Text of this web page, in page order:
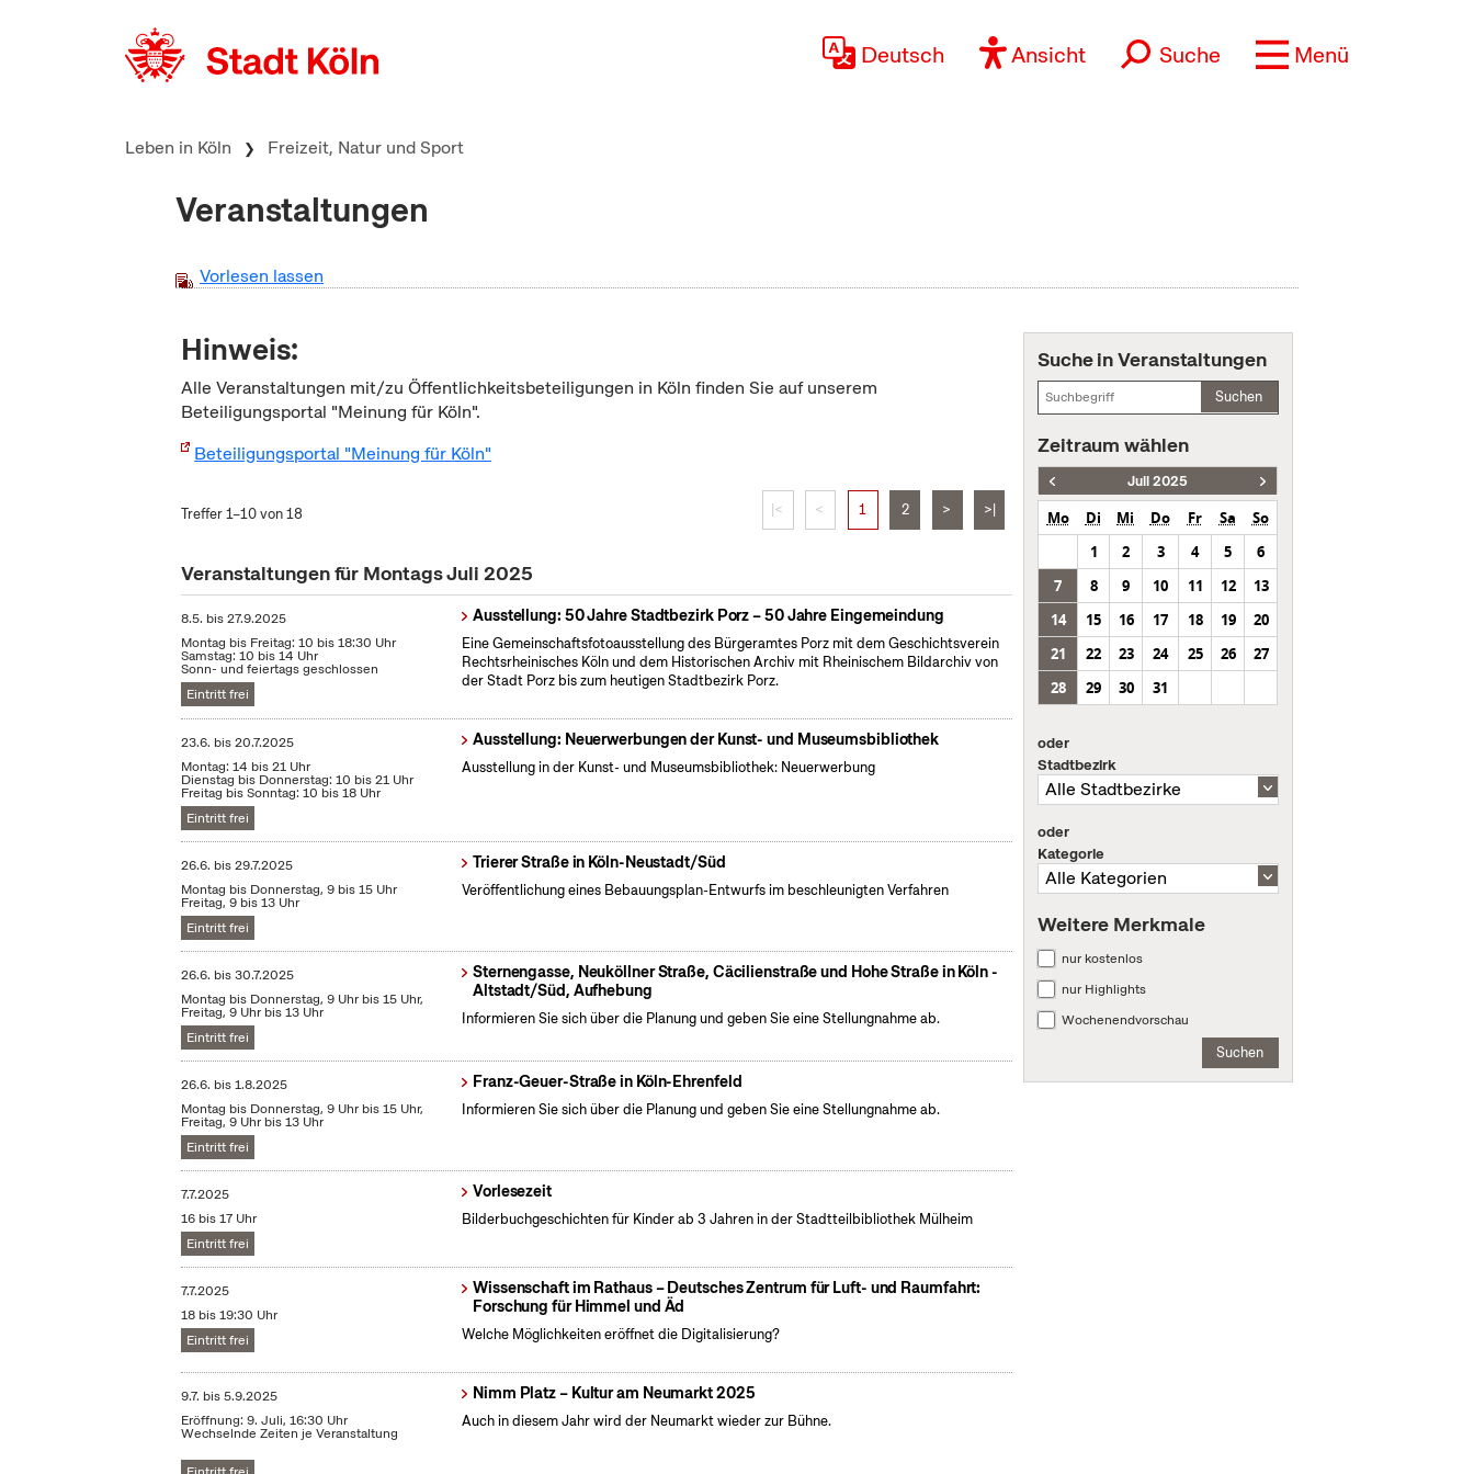
Deutsch Ansicht Suche Menü
Leben in Köln Freizeit, Natur und Sport
Veranstaltungen
Vorlesen lassen
Hinweis:
Alle Veranstaltungen mit/zu Öffentlichkeitsbeteiligungen in Köln finden Sie auf unserem
Beteiligungsportal "Meinung für Köln".
Beteiligungsportal "Meinung für Köln"
Treffer 1–10 von 18 |< < 1 2 > >|
Veranstaltungen für Montags Juli 2025
8.5. bis27.9.2025
Montag bis Freitag: 10 bis 18:30 Uhr
Samstag: 10 bis 14 Uhr
Sonn- und feiertags geschlossen
Eintritt frei
Ausstellung: 50 Jahre Stadtbezirk Porz – 50 Jahre Eingemeindung
Eine Gemeinschaftsfotoausstellung des Bürgeramtes Porz mit dem Geschichtsverein
Rechtsrheinisches Köln und dem Historischen Archiv mit Rheinischem Bildarchiv von
der Stadt Porz bis zum heutigen Stadtbezirk Porz.
23.6. bis20.7.2025
Montag: 14 bis 21 Uhr
Dienstag bis Donnerstag: 10 bis 21 Uhr
Freitag bis Sonntag: 10 bis 18 Uhr
Eintritt frei
Ausstellung: Neuerwerbungen der Kunst- und Museumsbibliothek
Ausstellung in der Kunst- und Museumsbibliothek: Neuerwerbung
26.6. bis29.7.2025
Montag bis Donnerstag, 9 bis 15 Uhr
Freitag, 9 bis 13 Uhr
Eintritt frei
Trierer Straße in Köln-Neustadt/Süd
Veröffentlichung eines Bebauungsplan-Entwurfs im beschleunigten Verfahren
26.6. bis30.7.2025
Montag bis Donnerstag, 9 Uhr bis 15 Uhr,
Freitag, 9 Uhr bis 13 Uhr
Eintritt frei
Sternengasse, Neuköllner Straße, Cäcilienstraße und Hohe Straße in Köln -
Altstadt/Süd, Aufhebung
Informieren Sie sich über die Planung und geben Sie eine Stellungnahme ab.
26.6. bis1.8.2025
Montag bis Donnerstag, 9 Uhr bis 15 Uhr,
Freitag, 9 Uhr bis 13 Uhr
Eintritt frei
Franz-Geuer-Straße in Köln-Ehrenfeld
Informieren Sie sich über die Planung und geben Sie eine Stellungnahme ab.
7.7.2025
16 bis 17 Uhr
Eintritt frei
Vorlesezeit
Bilderbuchgeschichten für Kinder ab 3 Jahren in der Stadtteilbibliothek Mülheim
7.7.2025
18 bis 19:30 Uhr
Eintritt frei
Wissenschaft im Rathaus – Deutsches Zentrum für Luft- und Raumfahrt:
Forschung für Himmel und Äd
Welche Möglichkeiten eröffnet die Digitalisierung?
9.7. bis5.9.2025
Eröffnung: 9. Juli, 16:30 Uhr
Wechselnde Zeiten je Veranstaltung
Nimm Platz – Kultur am Neumarkt 2025
Auch in diesem Jahr wird der Neumarkt wieder zur Bühne.
Suche in Veranstaltungen
Suchen
Zeitraum wählen
Juli 2025
Mo Di Mi Do Fr Sa
So
1
2 3 4 5
6
7
8 9 10 11 12
13
14
15 16 17 18 19
20
21
22 23 24 25 26
27
28
29 30 31
oder
Stadtbezirk
oder
Kategorie
Weitere Merkmale
nur kostenlos
nur Highlights
Wochenendvorschau
Suchen